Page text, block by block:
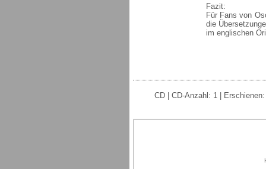
Fazit:
Für Fans von
die
im englischen
CD | CD-Anzahl: 1 |